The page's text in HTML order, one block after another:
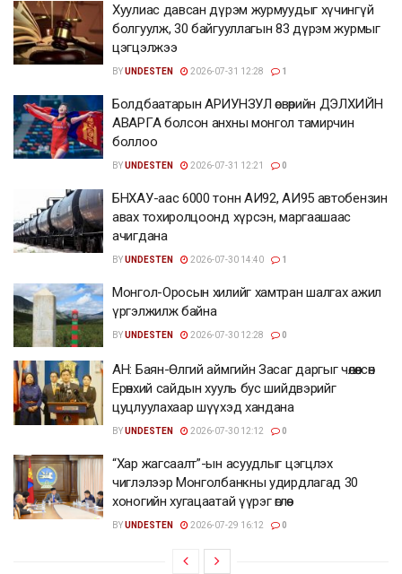
Хуулиас давсан дүрэм журмуудыг хүчингүй
болгуулж, 30 байгууллагын 83 дүрэм журмыг
цэгцэлжээ
BYUNDESTEN 2026-07-31 12:28 1
Болдбаатарын АРИУНЗУЛ өсвөрийн ДЭЛХИЙН
АВАРГА болсон анхны монгол тамирчин
боллоо
BYUNDESTEN 2026-07-31 12:21 0
БНХАУ-аас 6000 тонн АИ92, АИ95 автобензин
авах тохиролцоонд хүрсэн, маргаашаас
ачигдана
BYUNDESTEN 2026-07-30 14:40 1
Монгол-Оросын хилийг хамтран шалгах ажил
үргэлжилж байна
BYUNDESTEN 2026-07-30 12:28 0
АН: Баян-Өлгий аймгийн Засаг даргыг чөлөөлсөн
Ерөнхий сайдын хууль бус шийдвэрийг
цуцлуулахаар шүүхэд хандана
BYUNDESTEN 2026-07-30 12:12 0
“Хар жагсаалт”-ын асуудлыг цэгцлэх
чиглэлээр Монголбанкны удирдлагад 30
хоногийн хугацаатай үүрэг өглөө
BYUNDESTEN 2026-07-29 16:12 0